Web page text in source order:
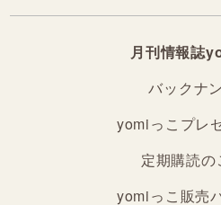
月刊情報誌
バックナ
yomiっこプレ
定期購読の
yomiっこ販売